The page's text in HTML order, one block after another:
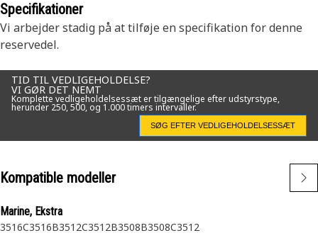
Specifikationer
Vi arbejder stadig på at tilføje en specifikation for denne
reservedel.
TID TIL VEDLIGEHOLDELSE?
VI GØR DET NEMT
Komplette vedligeholdelsessæt er tilgængelige efter udstyrstype,
herunder 250, 500, og 1.000 timers intervaller.
SØG EFTER VEDLIGEHOLDELSESSÆT
Kompatible modeller
Marine, Ekstra
3516C3516B3512C3512B3508B3508C3512